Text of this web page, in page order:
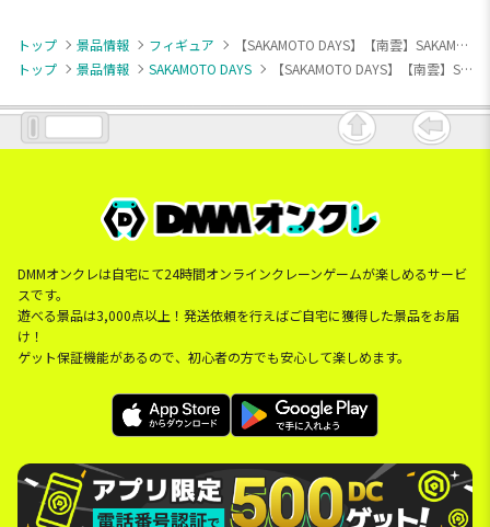
トップ 景品情報 フィギュア
【SAKAMOTO DAYS】【南雲】SAKAMOTO DAYS VIBRATION STARS-南雲-
トップ
景品情報 SAKAMOTO DAYS 【SAKAMOTO DAYS】【南雲】SAKAMOTO DAYS VIBRATION STARS-南雲-
DMMオンクレは自宅にて24時間オンラインクレーンゲームが楽しめるサービ
スです。
遊べる景品は3,000点以上！発送依頼を行えばご自宅に獲得した景品をお届
け！
ゲット保証機能があるので、初心者の方でも安心して楽しめます。